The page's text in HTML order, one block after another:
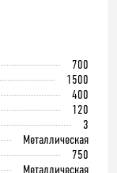
700
1500
400
120
3
Металлическая
750
Металлическая